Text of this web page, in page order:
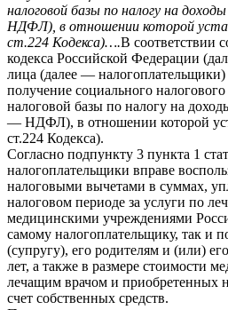
налоговой базы по налогу на
НДФЛ), в отношении которой
ст.224 Кодекса)….В соответствии
кодекса Российской Федерации
лица (далее — налогоплательщики)
получение социального
налоговой базы по налогу на
— НДФЛ), в отношении которой
ст.224 Кодекса).
Согласно подпункту 3 пункта 1
налогоплательщики вправе
налоговыми вычетами в суммах,
налоговом периоде за услуги по
медицинскими учреждениями
самому налогоплательщику, так и
(супругу), его родителям и (или)
лет, а также в размере стоимости
лечащим врачом и приобретенных
счет собственных средств.